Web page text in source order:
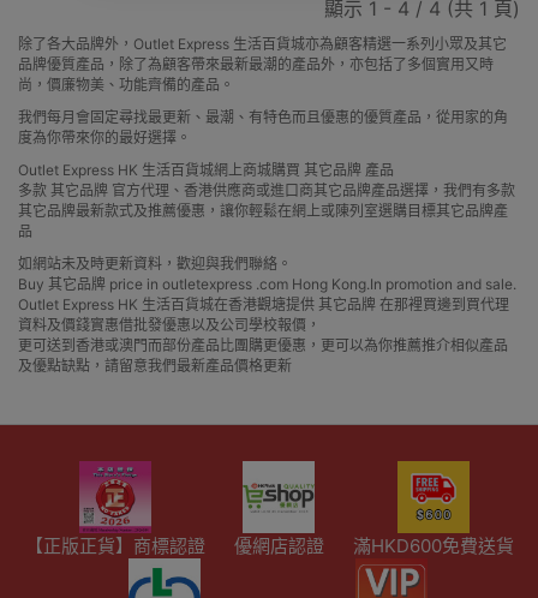
顯示 1 - 4 / 4 (共 1 頁)
除了各大品牌外，Outlet Express 生活百貨城亦為顧客精選一系列小眾及其它
品牌優質產品，除了為顧客帶來最新最潮的產品外，亦包括了多個實用又時
尚，價廉物美、功能齊備的產品。
我們每月會固定尋找最更新、最潮、有特色而且優惠的優質產品，從用家的角
度為你帶來你的最好選擇。
Outlet Express HK 生活百貨城網上商城購買 其它品牌 產品
多款 其它品牌 官方代理、香港供應商或進口商其它品牌產品選擇，我們有多款
其它品牌最新款式及推薦優惠，讓你輕鬆在網上或陳列室選購目標其它品牌產
品
如網站未及時更新資料，歡迎與我們聯絡。
Buy 其它品牌 price in outletexpress .com Hong Kong.In promotion and sale.
Outlet Express HK 生活百貨城在香港觀塘提供 其它品牌 在那裡買邊到買代理
資料及價錢實惠借批發優惠以及公司學校報價，
更可送到香港或澳門而部份產品比團購更優惠，更可以為你推薦推介相似產品
及優點缺點，請留意我們最新產品價格更新
【正版正貨】商標認證 優網店認證 滿HKD600免費送貨